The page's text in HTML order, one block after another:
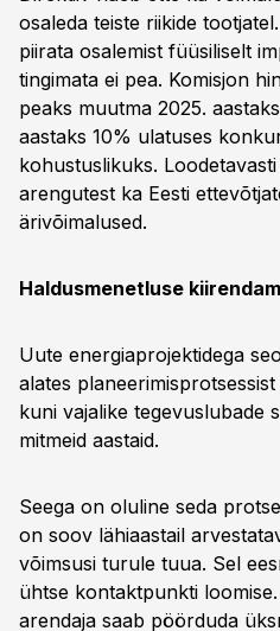
osaleda teiste riikide
piirata osalemist füüsiliselt
tingimata ei pea. Komisjon
peaks muutma 2025.
aastaks 10% ulatuses
kohustuslikuks.
arengutest ka Eesti
ärivõimalused.
Haldusmenetluse
Uute energiaprojektidega
alates
kuni vajalike tegevuslubade
mitmeid aastaid.
Seega on oluline seda
on soov lähiaastail
võimsusi turule tuua. Sel
ühtse kontaktpunkti
arendaja saab pöörduda